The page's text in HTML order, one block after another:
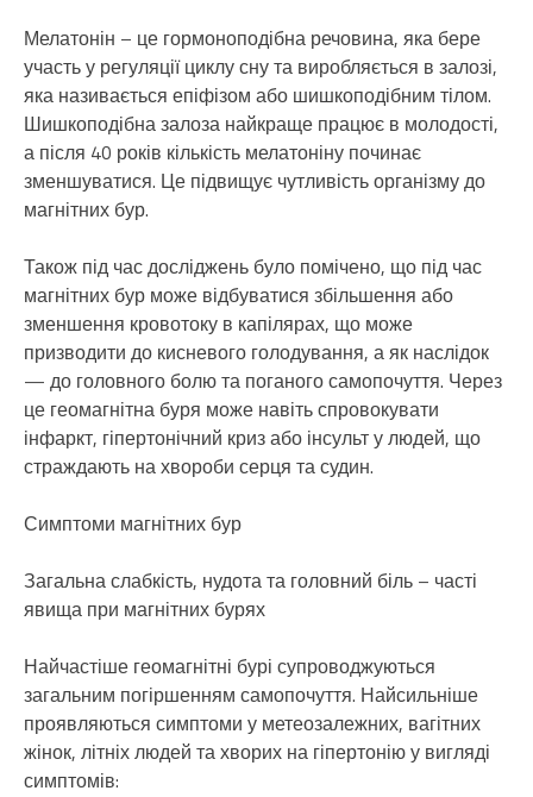
Мелатонін – це гормоноподібна речовина, яка бере
участь у регуляції циклу сну та виробляється в залозі,
яка називається епіфізом або шишкоподібним тілом.
Шишкоподібна залоза найкраще працює в молодості,
а після 40 років кількість мелатоніну починає
зменшуватися. Це підвищує чутливість організму до
магнітних бур.
Також під час досліджень було помічено, що під час
магнітних бур може відбуватися збільшення або
зменшення кровотоку в капілярах, що може
призводити до кисневого голодування, а як наслідок
— до головного болю та поганого самопочуття. Через
це геомагнітна буря може навіть спровокувати
інфаркт, гіпертонічний криз або інсульт у людей, що
страждають на хвороби серця та судин.
Симптоми магнітних бур
Загальна слабкість, нудота та головний біль – часті
явища при магнітних бурях
Найчастіше геомагнітні бурі супроводжуються
загальним погіршенням самопочуття. Найсильніше
проявляються симптоми у метеозалежних, вагітних
жінок, літніх людей та хворих на гіпертонію у вигляді
симптомів: